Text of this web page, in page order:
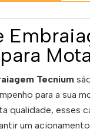
Tecnium
para a sua
qualidade, esses
um